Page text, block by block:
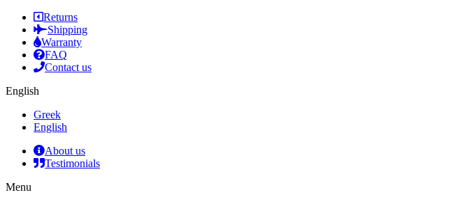
Returns
Shipping
Warranty
FAQ
Contact us
English
Greek
English
About us
Testimonials
Menu